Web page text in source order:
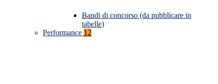
Bandi di concorso (da pubblicare in
tabelle)
Performance 12